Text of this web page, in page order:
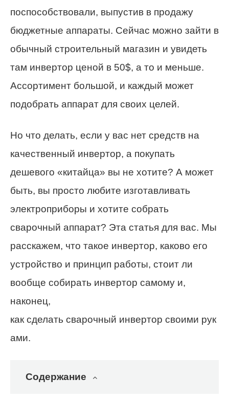
поспособствовали, выпустив в продажу
бюджетные аппараты. Сейчас можно зайти в
обычный строительный магазин и увидеть
там инвертор ценой в 50$, а то и меньше.
Ассортимент большой, и каждый может
подобрать аппарат для своих целей.
Но что делать, если у вас нет средств на
качественный инвертор, а покупать
дешевого «китайца» вы не хотите? А может
быть, вы просто любите изготавливать
электроприборы и хотите собрать
сварочный аппарат? Эта статья для вас. Мы
расскажем, что такое инвертор, каково его
устройство и принцип работы, стоит ли
вообще собирать инвертор самому и,
наконец,
как сделать сварочный инвертор своими рук
ами.
Содержание